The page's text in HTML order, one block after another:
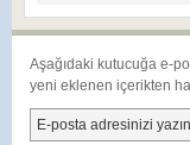
Aşağıdaki kutucuğa e-
yeni eklenen içerikten